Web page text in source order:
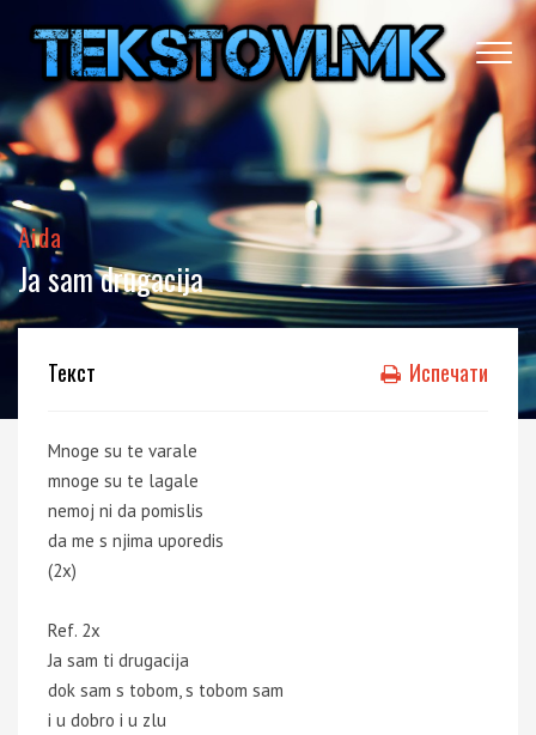
Aida
Ja sam drugacija
Текст Испечати
Mnoge su te varale
mnoge su te lagale
nemoj ni da pomislis
da me s njima uporedis
(2x)
Ref. 2x
Ja sam ti drugacija
dok sam s tobom, s tobom sam
i u dobro i u zlu